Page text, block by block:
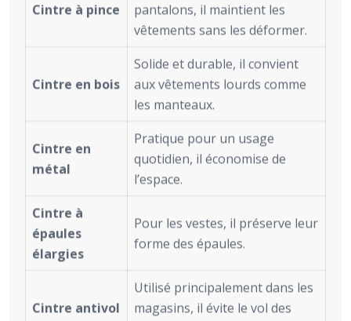
Cintre à pince
pantalons, il maintient les
vêtements sans les déformer.
Cintre en bois
Solide et durable, il convient
aux vêtements lourds comme
les manteaux.
Cintre en
métal
Pratique pour un usage
quotidien, il économise de
l’espace.
Cintre à
épaules
élargies
Pour les vestes, il préserve leur
forme des épaules.
Cintre antivol
Utilisé principalement dans les
magasins, il évite le vol des